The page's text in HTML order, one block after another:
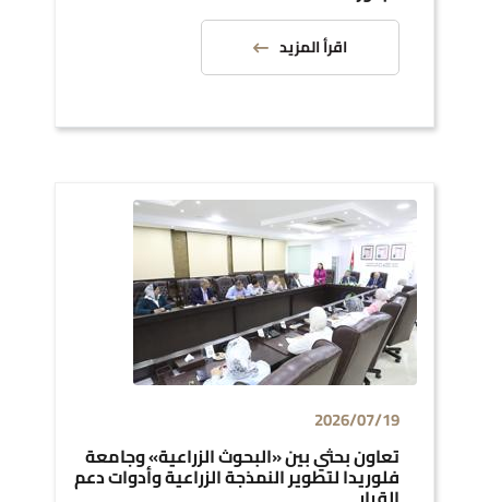
اقرأ المزيد
2026/07/19
تعاون بحثي بين «البحوث الزراعية» وجامعة
فلوريدا لتطوير النمذجة الزراعية وأدوات دعم